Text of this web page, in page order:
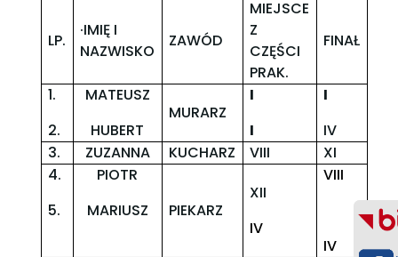
LP.
·IMIĘ I
NAZWISKO
ZAWÓD
MIEJSCE
Z
CZĘŚCI
PRAK.
FINAŁ
1.
2.
MATEUSZ
HUBERT
MURARZ
I
I
I
IV
3.
ZUZANNA KUCHARZ VIII
XI
4.
5.
PIOTR
MARIUSZ
PIEKARZ
XII
IV
VIII
IV